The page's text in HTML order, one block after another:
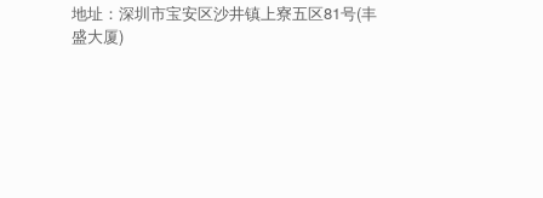
地址：深圳市宝安区沙井镇上寮五区81号(丰
盛大厦)